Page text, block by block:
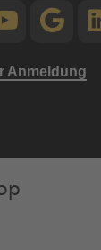
Anmeldung